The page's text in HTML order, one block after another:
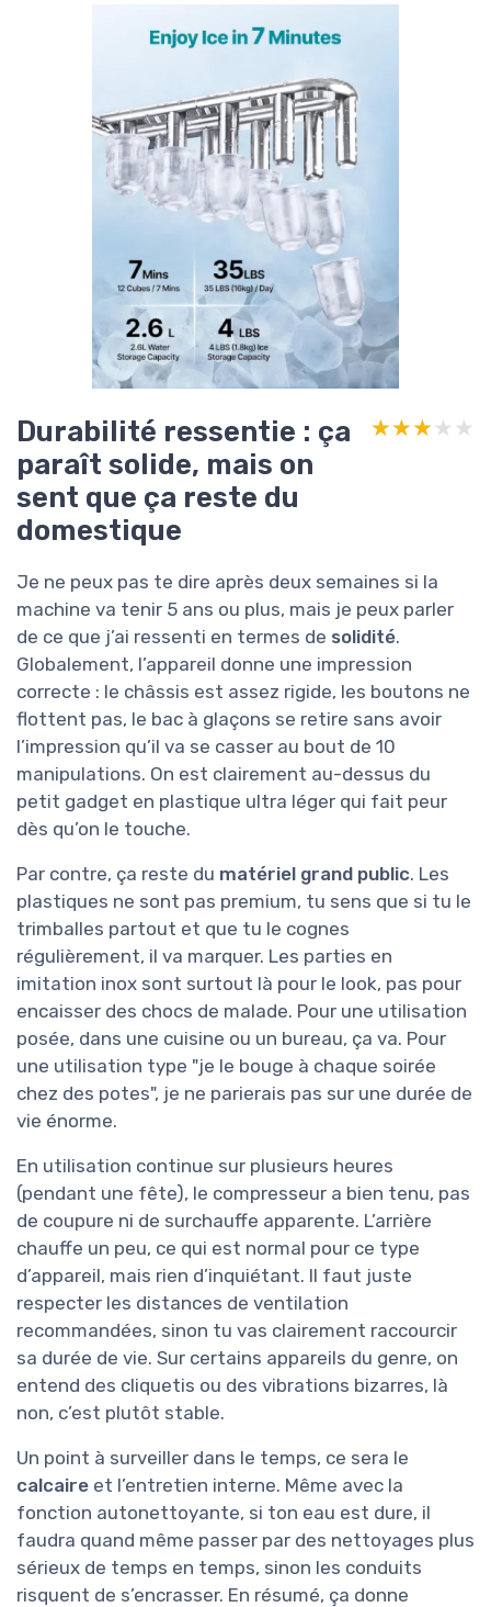
Durabilité ressentie : ça
paraît solide, mais on
sent que ça reste du
domestique
★★★★★
★★★★★
Je ne peux pas te dire après deux semaines si la
machine va tenir 5 ans ou plus, mais je peux parler
de ce que j’ai ressenti en termes de solidité.
Globalement, l’appareil donne une impression
correcte : le châssis est assez rigide, les boutons ne
flottent pas, le bac à glaçons se retire sans avoir
l’impression qu’il va se casser au bout de 10
manipulations. On est clairement au-dessus du
petit gadget en plastique ultra léger qui fait peur
dès qu’on le touche.
Par contre, ça reste du matériel grand public. Les
plastiques ne sont pas premium, tu sens que si tu le
trimballes partout et que tu le cognes
régulièrement, il va marquer. Les parties en
imitation inox sont surtout là pour le look, pas pour
encaisser des chocs de malade. Pour une utilisation
posée, dans une cuisine ou un bureau, ça va. Pour
une utilisation type "je le bouge à chaque soirée
chez des potes", je ne parierais pas sur une durée de
vie énorme.
En utilisation continue sur plusieurs heures
(pendant une fête), le compresseur a bien tenu, pas
de coupure ni de surchauffe apparente. L’arrière
chauffe un peu, ce qui est normal pour ce type
d’appareil, mais rien d’inquiétant. Il faut juste
respecter les distances de ventilation
recommandées, sinon tu vas clairement raccourcir
sa durée de vie. Sur certains appareils du genre, on
entend des cliquetis ou des vibrations bizarres, là
non, c’est plutôt stable.
Un point à surveiller dans le temps, ce sera le
calcaire et l’entretien interne. Même avec la
fonction autonettoyante, si ton eau est dure, il
faudra quand même passer par des nettoyages plus
sérieux de temps en temps, sinon les conduits
risquent de s’encrasser. En résumé, ça donne